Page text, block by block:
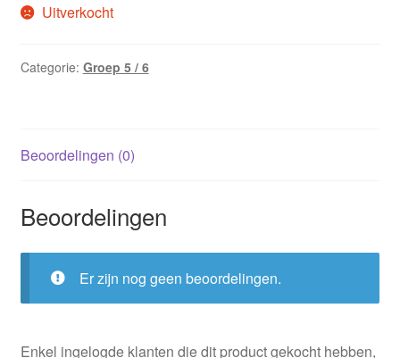
Uitverkocht
Categorie: Groep 5 / 6
Beoordelingen (0)
Beoordelingen
Er zijn nog geen beoordelingen.
Enkel ingelogde klanten die dit product gekocht hebben,